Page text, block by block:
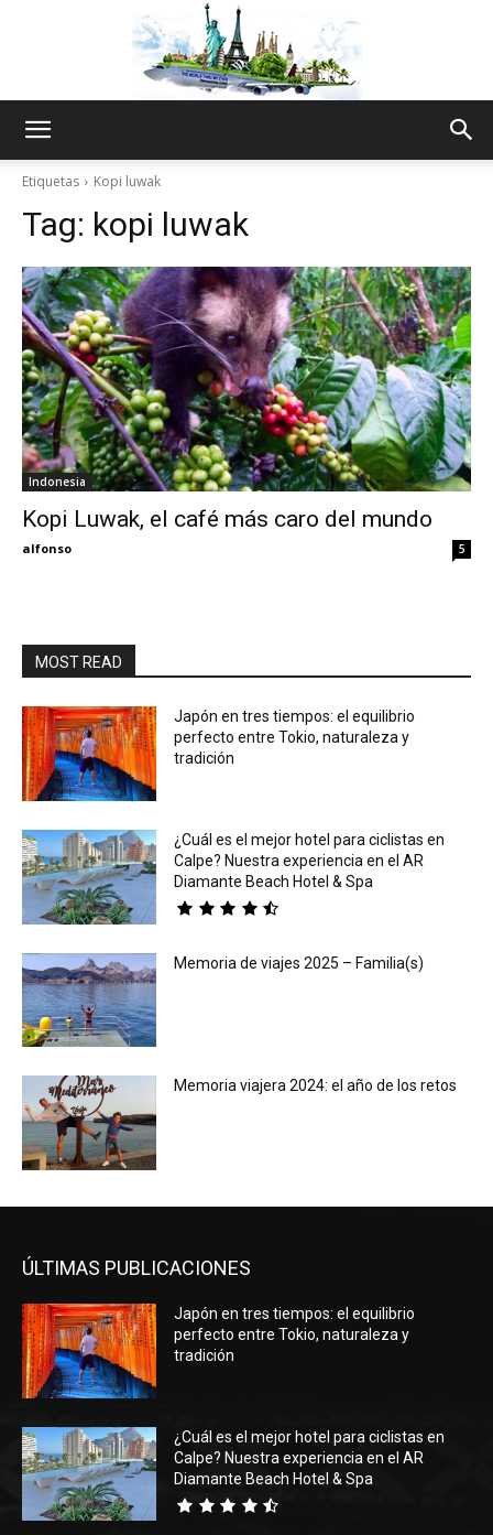
Thru
My
Etiquetas Kopi luwak
Tag: kopi luwak
Indonesia
Kopi Luwak, el café más caro del mundo
alfonso 5
MOST READ
Japón en tres tiempos: el equilibrio
perfecto entre Tokio, naturaleza y
tradición
¿Cuál es el mejor hotel para ciclistas en
Calpe? Nuestra experiencia en el AR
Diamante Beach Hotel & Spa
Memoria de viajes 2025 – Familia(s)
Memoria viajera 2024: el año de los retos
ÚLTIMAS PUBLICACIONES
Japón en tres tiempos: el equilibrio
perfecto entre Tokio, naturaleza y
tradición
¿Cuál es el mejor hotel para ciclistas en
Calpe? Nuestra experiencia en el AR
Diamante Beach Hotel & Spa